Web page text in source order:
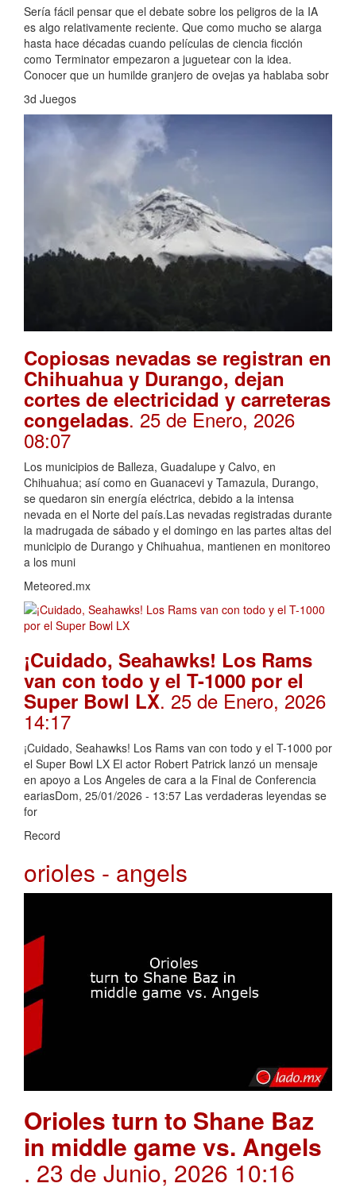
Sería fácil pensar que el debate sobre los peligros de la IA
es algo relativamente reciente. Que como mucho se alarga
hasta hace décadas cuando películas de ciencia ficción
como Terminator empezaron a juguetear con la idea.
Conocer que un humilde granjero de ovejas ya hablaba sobr
3d Juegos
Copiosas nevadas se registran en
Chihuahua y Durango, dejan
cortes de electricidad y carreteras
congeladas. 25 de Enero, 2026
08:07
Los municipios de Balleza, Guadalupe y Calvo, en
Chihuahua; así como en Guanacevi y Tamazula, Durango,
se quedaron sin energía eléctrica, debido a la intensa
nevada en el Norte del país.Las nevadas registradas durante
la madrugada de sábado y el domingo en las partes altas del
municipio de Durango y Chihuahua, mantienen en monitoreo
a los muni
Meteored.mx
¡Cuidado, Seahawks! Los Rams
van con todo y el T-1000 por el
Super Bowl LX. 25 de Enero, 2026
14:17
¡Cuidado, Seahawks! Los Rams van con todo y el T-1000 por
el Super Bowl LX El actor Robert Patrick lanzó un mensaje
en apoyo a Los Angeles de cara a la Final de Conferencia
eariasDom, 25/01/2026 - 13:57 Las verdaderas leyendas se
for
Record
orioles - angels
Orioles turn to Shane Baz
in middle game vs. Angels
. 23 de Junio, 2026 10:16